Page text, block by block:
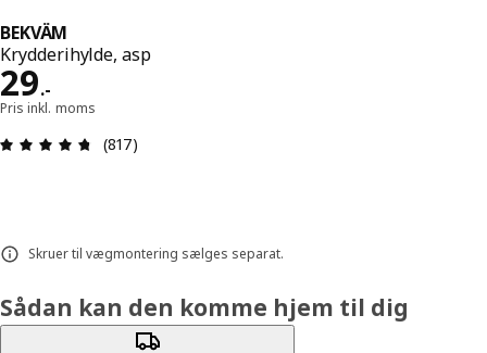
BEKVÄM
Krydderihylde, asp
29.-
Pris 29.-
Pris inkl. moms
Anmeldelse: 4.7 Ud af 5 Stjerner. Anmeldelser i
(817)
Skruer til vægmontering sælges separat.
Sådan kan den komme hjem til dig